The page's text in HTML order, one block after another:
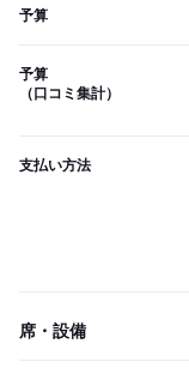
予算
予算
（口コミ集計）
支払い方法
席・設備